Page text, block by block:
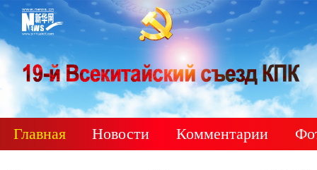
Главная Новости Комментарии